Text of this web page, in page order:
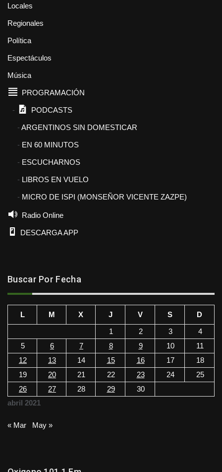
Locales
Regionales
Política
Espectáculos
Música
PROGRAMACIÓN
PODCASTS
ARGENTINOS SIN DOMESTICAR
EN 60 MINUTOS
ESCUCHARNOS
LIBROS EN VUELO
MICRO DE ISPI (MONSEÑOR VICENTE ZAZPE)
Radio Online
DESCARGA APP
Buscar Por Fecha
abril 2021
L M X J V S
D
1
2 3
4
5
6 7 8 9 10
11
12
13 14 15 16 17
18
19
20 21 22 23 24
25
26
27 28 29 30
« Mar May »